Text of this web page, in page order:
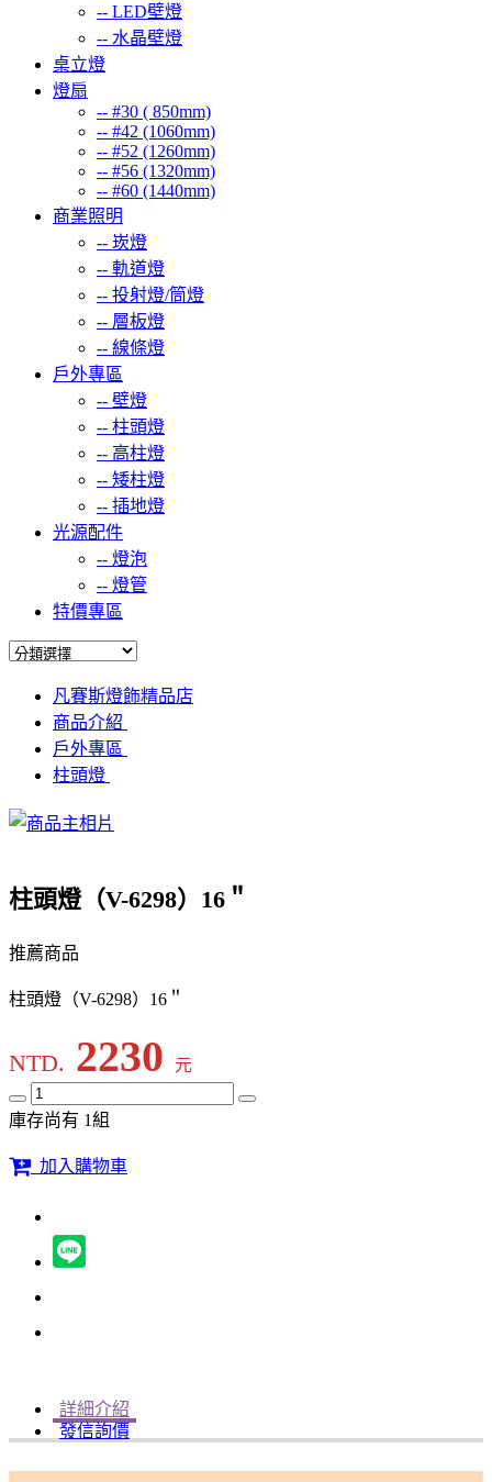
-- LED壁燈
-- 水晶壁燈
桌立燈
燈扇
-- #30 ( 850mm)
-- #42 (1060mm)
-- #52 (1260mm)
-- #56 (1320mm)
-- #60 (1440mm)
商業照明
-- 崁燈
-- 軌道燈
-- 投射燈/筒燈
-- 層板燈
-- 線條燈
戶外專區
-- 壁燈
-- 柱頭燈
-- 高柱燈
-- 矮柱燈
-- 插地燈
光源配件
-- 燈泡
-- 燈管
特價專區
凡賽斯燈飾精品店
商品介紹
戶外專區
柱頭燈
柱頭燈（V-6298）16＂
推薦商品
柱頭燈（V-6298）16＂
NTD. 2230 元
庫存尚有 1組
加入購物車
詳細介紹
發信詢價